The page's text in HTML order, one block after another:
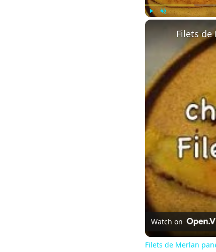
Filets de
Watch on
Filets de Merlan